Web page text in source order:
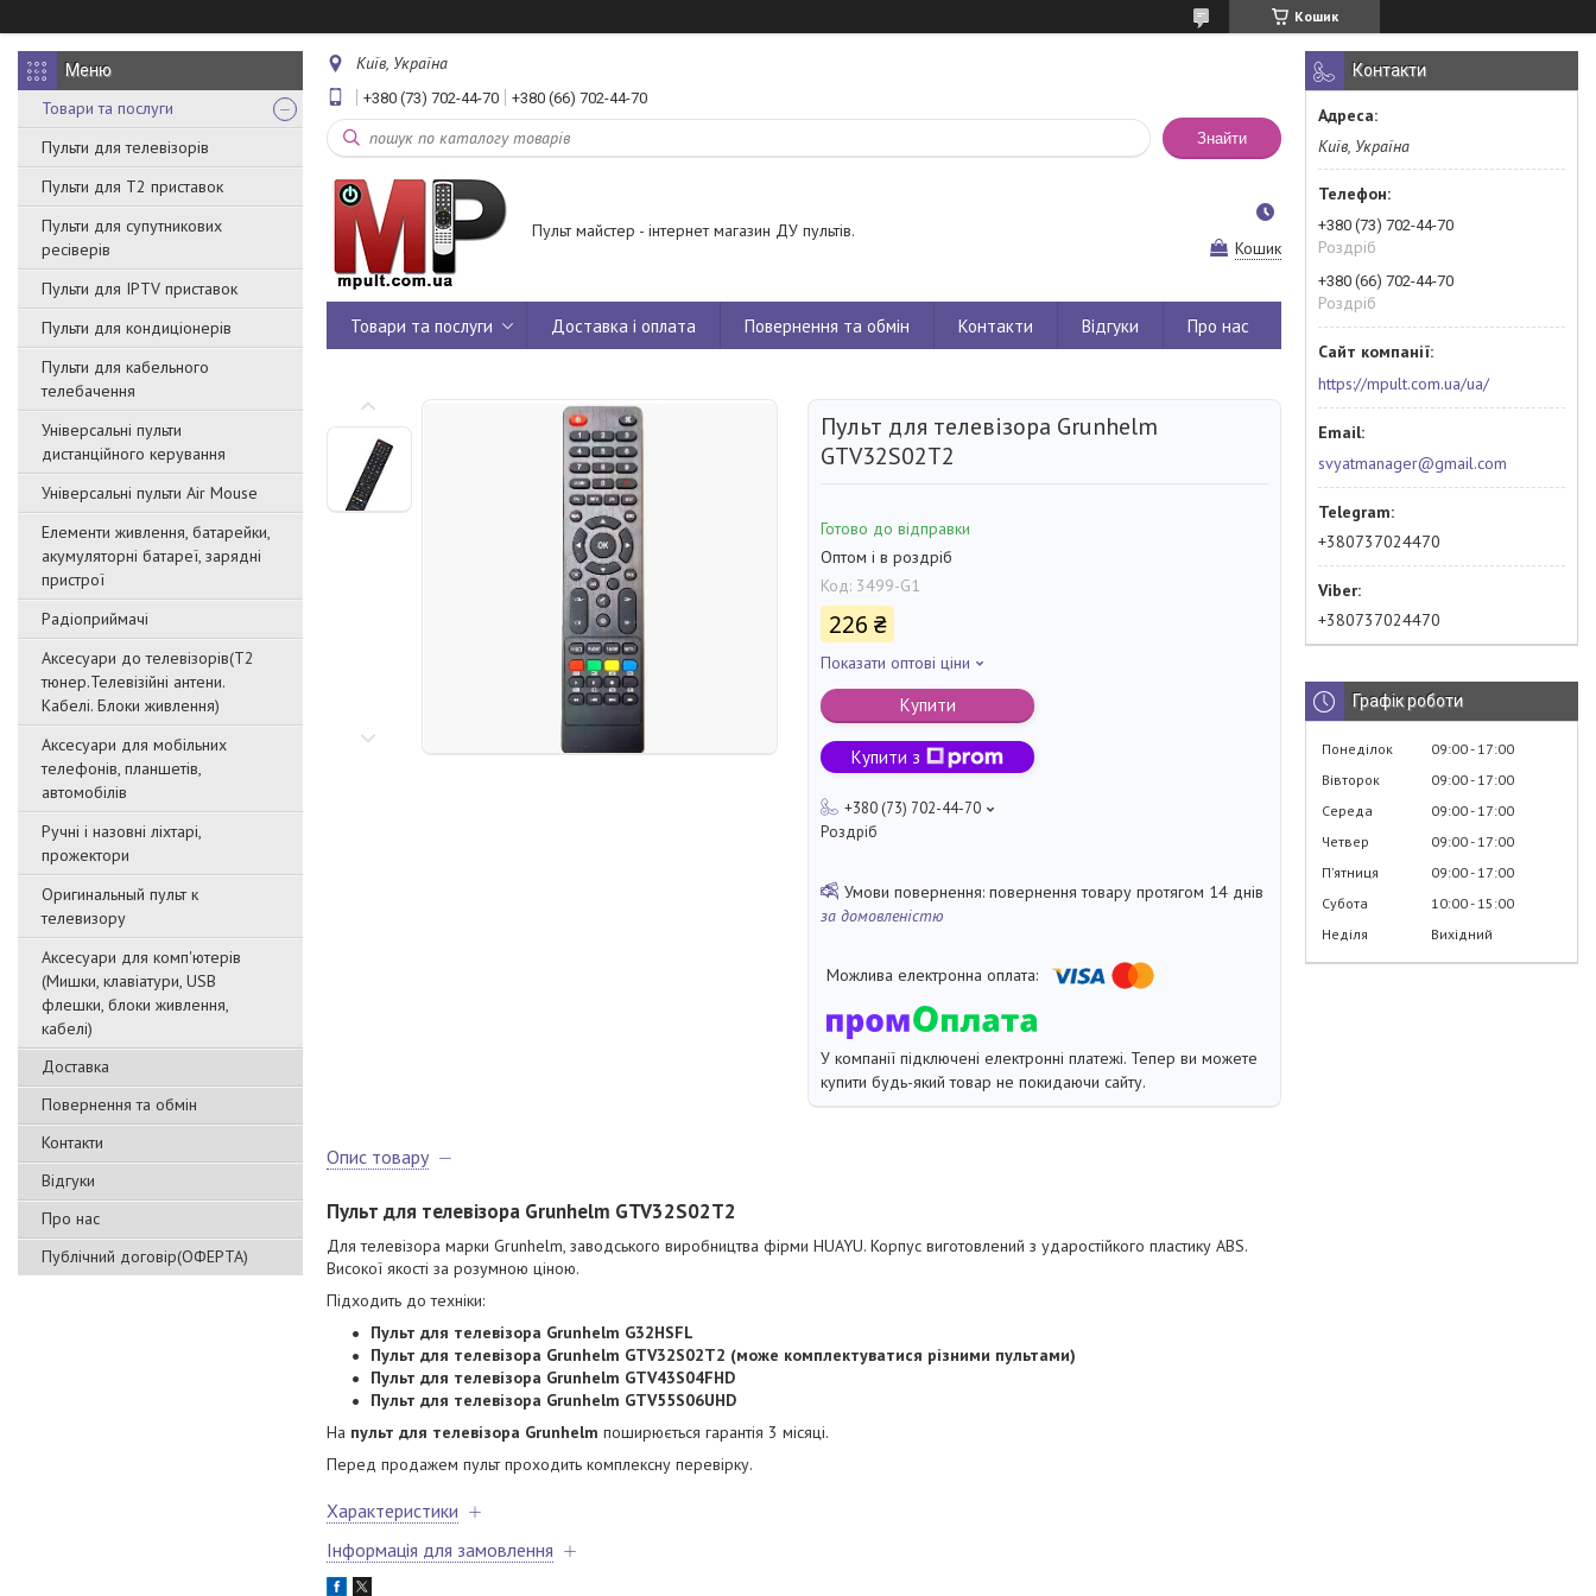
Кошик
Товари та послуги
Пульти для телевізорів
Пульти для Т2 приставок
Пульти для супутникових
ресіверів
Пульти для IPTV приставок
Пульти для кондиціонерів
Пульти для кабельного
телебачення
Універсальні пульти
дистанційного керування
Універсальні пульти Air Mouse
Елементи живлення, батарейки,
акумуляторні батареї, зарядні
пристрої
Радіоприймачі
Аксесуари до телевізорів(T2
тюнер.Телевізійні антени.
Кабелі. Блоки живлення)
Аксесуари для мобільних
телефонів, планшетів,
автомобілів
Ручні і назовні ліхтарі,
прожектори
Оригинальный пульт к
телевизору
Аксесуари для комп'ютерів
(Мишки, клавіатури, USB
флешки, блоки живлення,
кабелі)
Доставка
Повернення та обмін
Контакти
Відгуки
Про нас
Публічний договір(ОФЕРТА)
Київ, Україна
+380 (73) 702-44-70 +380 (66) 702-44-70
Знайти
Пульт майстер - інтернет магазин ДУ пультів.
Кошик
Товари та послуги Доставка і оплата Повернення та обмін Контакти Відгуки Про нас
Пульт для телевізора Grunhelm
GTV32S02T2
Готово до відправки
Оптом і в роздріб
Код: 3499-G1
226 ₴
Показати оптові ціни
Купити
Купити з
+380 (73) 702-44-70
Роздріб
повернення товару протягом 14 днів
за домовленістю
У компанії підключені електронні платежі. Тепер ви можете
купити будь-який товар не покидаючи сайту.
Опис товару
Пульт для телевізора Grunhelm GTV32S02T2
Для телевізора марки Grunhelm, заводського виробництва фірми HUAYU. Корпус виготовлений з ударостійкого пластику ABS.
Високої якості за розумною ціною.
Підходить до техніки:
Пульт для телевізора Grunhelm G32HSFL
Пульт для телевізора Grunhelm GTV32S02T2 (може комплектуватися різними пультами)
Пульт для телевізора Grunhelm GTV43S04FHD
Пульт для телевізора Grunhelm GTV55S06UHD
На пульт для телевізора Grunhelm поширюється гарантія 3 місяці.
Перед продажем пульт проходить комплексну перевірку.
Характеристики
Інформація для замовлення
Контакти
Київ, Україна
+380 (73) 702-44-70
Роздріб
+380 (66) 702-44-70
Роздріб
https://mpult.com.ua/ua/
svyatmanager@gmail.com
+380737024470
+380737024470
Графік роботи
Понеділок 09:00 17:00
Вівторок
09:00 17:00
Середа
09:00 17:00
Четвер
09:00 17:00
Пʼятниця
09:00 17:00
Субота
10:00 15:00
Неділя
Вихідний